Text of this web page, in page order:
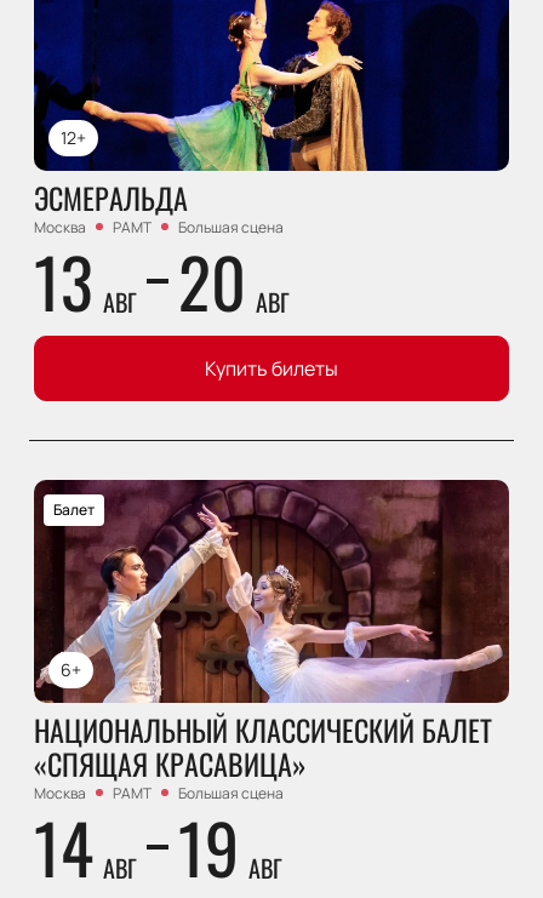
12+
ЭСМЕРАЛЬДА
Москва РАМТ Большая сцена
13 АВГ 20 АВГ
Купить билеты
6+
Балет
НАЦИОНАЛЬНЫЙ КЛАССИЧЕСКИЙ БАЛЕТ
«СПЯЩАЯ КРАСАВИЦА»
Москва РАМТ Большая сцена
14 АВГ 19 АВГ